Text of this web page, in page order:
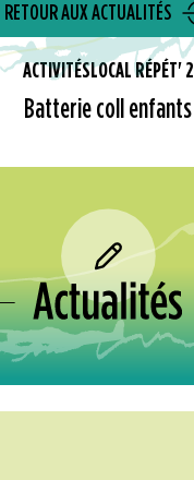
RETOUR AUX ACTUALITÉS
ACTIVITÉSLOCAL RÉPÉT' 2
Batterie coll enfants